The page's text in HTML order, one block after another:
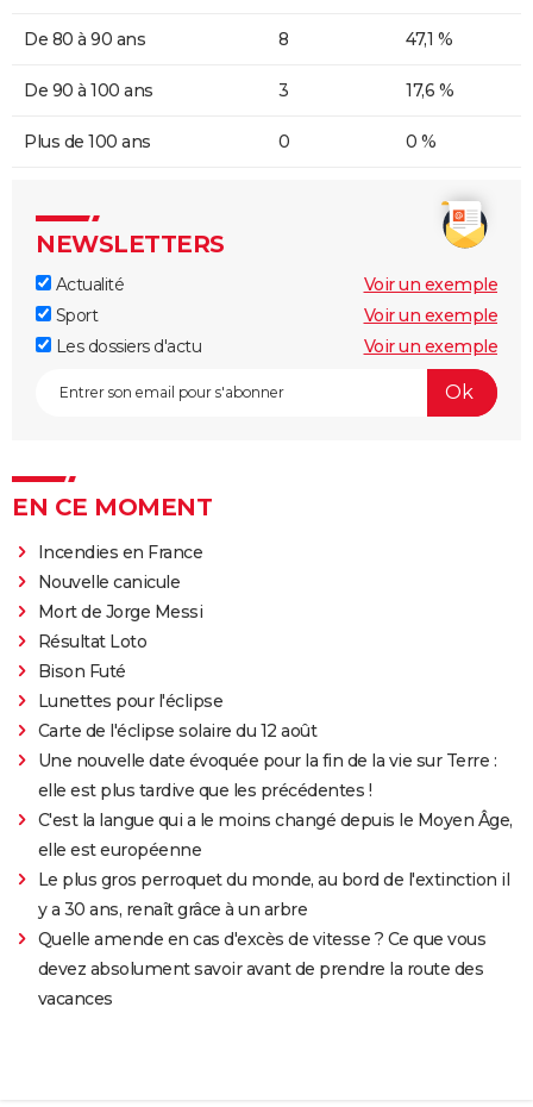
De 80 à 90 ans 8 47,1 %
De 90 à 100 ans 3 17,6 %
Plus de 100 ans 0 0 %
NEWSLETTERS
Actualité
Voir un exemple
Sport
Voir un exemple
Les dossiers d'actu
Voir un exemple
EN CE MOMENT
Incendies en France
Nouvelle canicule
Mort de Jorge Messi
Résultat Loto
Bison Futé
Lunettes pour l'éclipse
Carte de l'éclipse solaire du 12 août
Une nouvelle date évoquée pour la fin de la vie sur Terre :
elle est plus tardive que les précédentes !
C'est la langue qui a le moins changé depuis le Moyen Âge,
elle est européenne
Le plus gros perroquet du monde, au bord de l'extinction il
y a 30 ans, renaît grâce à un arbre
Quelle amende en cas d'excès de vitesse ? Ce que vous
devez absolument savoir avant de prendre la route des
vacances